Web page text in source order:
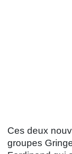
Ces deux
groupes